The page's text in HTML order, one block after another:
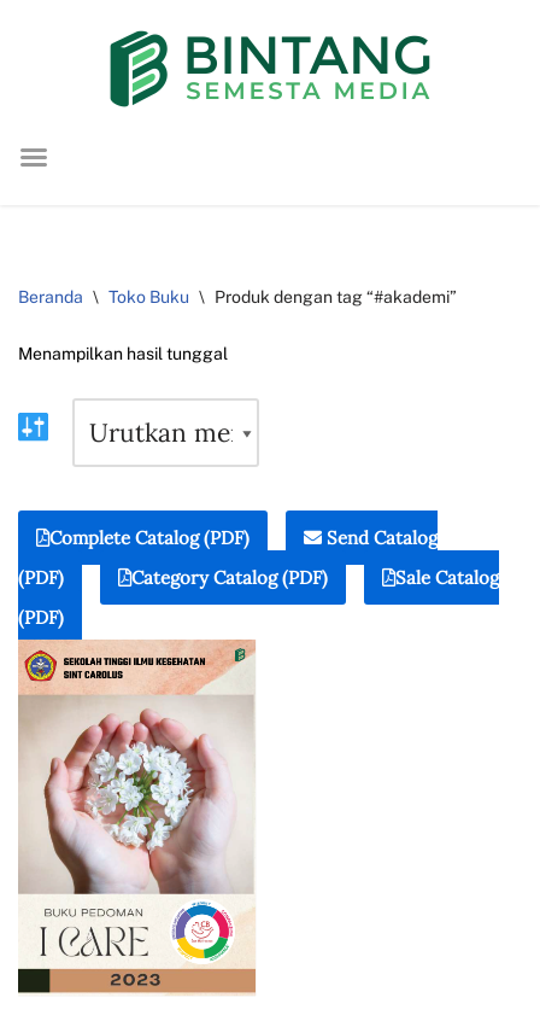
konten
Beranda \ Toko Buku \ Produk dengan tag “#akademi”
Menampilkan hasil tunggal
Complete Catalog (PDF)
Send Catalog
(PDF)
Category Catalog (PDF)
Sale Catalog
(PDF)